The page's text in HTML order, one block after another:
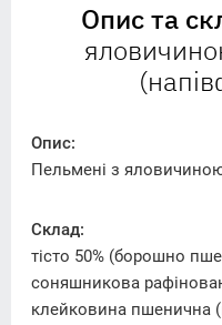
Опис та
Опис:
Пельмені з
Склад:
тісто 50% (борошно
соняшникова
клейковина пшенична